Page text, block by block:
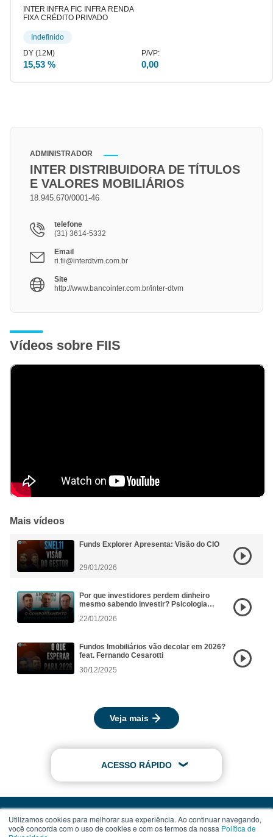
Utilizamos cookies para melhorar sua experiência. Ao continuar navegando,
você concorda com o uso de cookies e com os termos da nossa Política de
INTER INFRA FIC INFRA RENDA
FIXA CRÉDITO PRIVADO
15,53 % 0,00
Indefinido
ADMINISTRADOR
INTER DISTRIBUIDORA DE TÍTULOS
E VALORES MOBILIÁRIOS
18.945.670/0001-46
telefone
(31) 3614-5332
Email
ri.fii@interdtvm.com.br
Site
http://www.bancointer.com.br/inter-dtvm
Vídeos sobre FIIS
Mais vídeos
Funds Explorer Apresenta: Visão do CIO
29/01/2026
Por que investidores perdem dinheiro
mesmo sabendo investir? Psicologia
22/01/2026
Fundos Imobiliários vão decolar em 2026?
feat. Fernando Cesarotti
30/12/2025
Veja mais
ACESSO RÁPIDO